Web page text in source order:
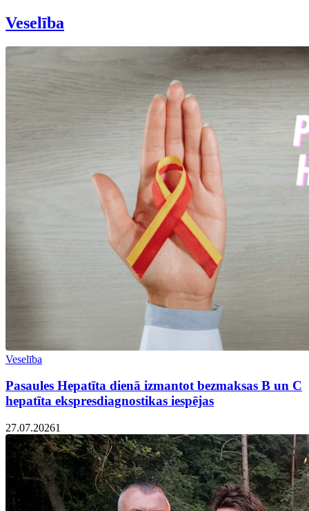
Veselība
Veselība
Pasaules Hepatīta dienā izmantot bezmaksas B un C
hepatīta ekspresdiagnostikas iespējas
27.07.20261